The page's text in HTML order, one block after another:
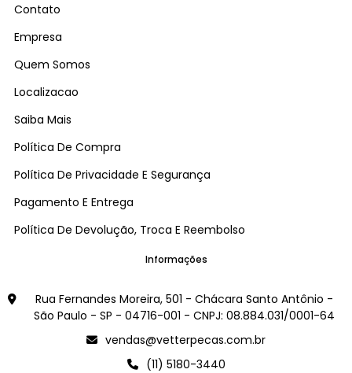
Contato
Empresa
Quem Somos
Localizacao
Saiba Mais
Política De Compra
Política De Privacidade E Segurança
Pagamento E Entrega
Política De Devolução, Troca E Reembolso
Informações
Rua Fernandes Moreira, 501 - Chácara Santo Antônio -
São Paulo - SP - 04716-001 - CNPJ: 08.884.031/0001-64
vendas@vetterpecas.com.br
(11) 5180-3440